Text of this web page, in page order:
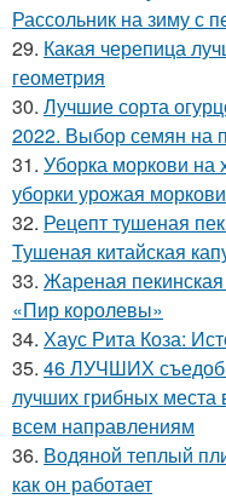
Рассольник на зиму с
29. Какая черепица
геометрия
30. Лучшие сорта
2022. Выбор семян на
31. Уборка моркови
уборки урожая моркови
32. Рецепт тушеная
Тушеная китайская
33. Жареная
«Пир королевы»
34. Хаус Рита Коза:
35. 46 ЛУЧШИХ
лучших грибных места
всем направлениям
36. Водяной теплый
как он работает